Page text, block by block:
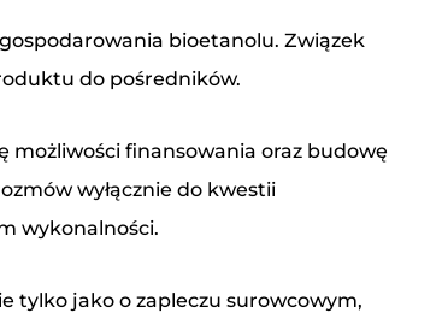
bioetanolu. Związek
do pośredników.
finansowania oraz budowę
wyłącznie do kwestii
wykonalności.
tylko jako o zapleczu surowcowym,